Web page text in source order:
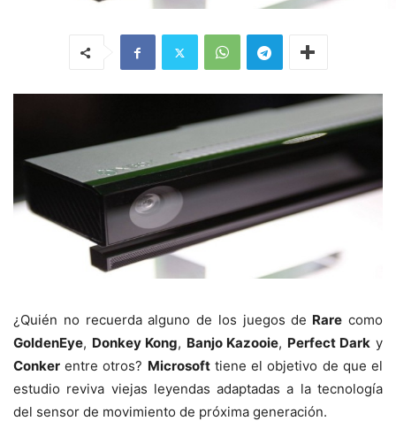
¿Quién no recuerda alguno de los juegos de Rare como
GoldenEye, Donkey Kong, Banjo Kazooie, Perfect Dark y
Conker entre otros? Microsofttiene el objetivo de que el
estudio reviva viejas leyendas adaptadas a la tecnología
del sensor de movimiento de próxima generación.